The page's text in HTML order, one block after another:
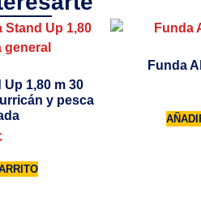
1,80 m 30
y pesca
Funda